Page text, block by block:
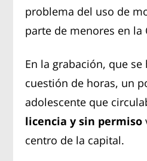
problema del uso de
parte de menores en la
En la grabación, que se
cuestión de horas, un
adolescente que
licencia y sin permiso
centro de la capital.